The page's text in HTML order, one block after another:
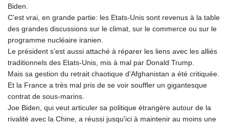
Biden.
C'est vrai, en grande partie: les Etats-Unis sont revenus à la table
des grandes discussions sur le climat, sur le commerce ou sur le
programme nucléaire iranien.
Le président s'est aussi attaché à réparer les liens avec les alliés
traditionnels des Etats-Unis, mis à mal par Donald Trump.
Mais sa gestion du retrait chaotique d'Afghanistan a été critiquée.
Et la France a très mal pris de se voir souffler un gigantesque
contrat de sous-marins.
Joe Biden, qui veut articuler sa politique étrangère autour de la
rivalité avec la Chine, a réussi jusqu'ici à maintenir au moins une